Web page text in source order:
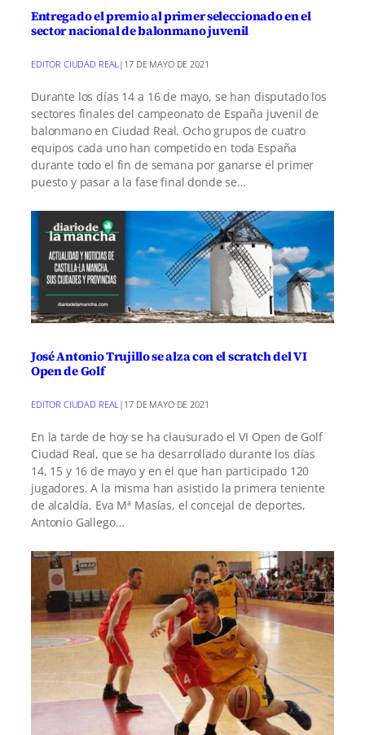
Entregado el premio al primer seleccionado en el
sector nacional de balonmano juvenil
EDITOR CIUDAD REAL| 17 DE MAYO DE 2021
Durante los días 14 a 16 de mayo, se han disputado los
sectores finales del campeonato de España juvenil de
balonmano en Ciudad Real. Ocho grupos de cuatro
equipos cada uno han competido en toda España
durante todo el fin de semana por ganarse el primer
puesto y pasar a la fase final donde se…
José Antonio Trujillo se alza con el scratch del VI
Open de Golf
EDITOR CIUDAD REAL | 17 DE MAYO DE 2021
En la tarde de hoy se ha clausurado el VI Open de Golf
Ciudad Real, que se ha desarrollado durante los días
14, 15 y 16 de mayo y en el que han participado 120
jugadores. A la misma han asistido la primera teniente
de alcaldía, Eva Mª Masías, el concejal de deportes,
Antonio Gallego…